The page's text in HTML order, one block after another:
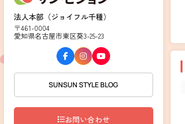
法人本部（ジョイフル千種）
〒461-0004
愛知県名古屋市東区葵3-25-23
SUNSUN STYLE BLOG
お問い合わせ